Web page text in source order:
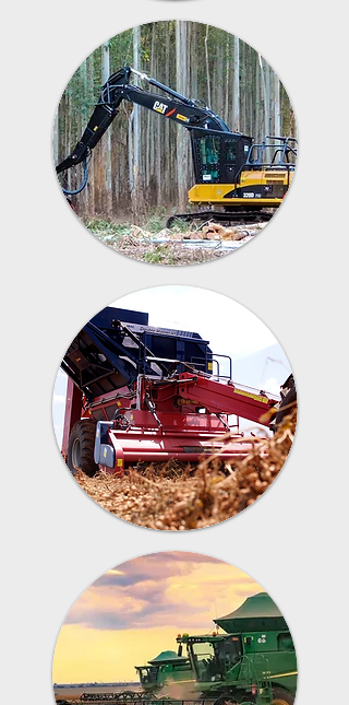
Linha
Amarela
Florestal
Linha
Amendoim